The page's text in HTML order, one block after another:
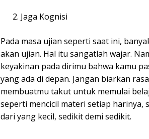
Jaga Kognisi
Pada masa ujian seperti saat ini,
akan ujian. Hal itu sangatlah wajar.
keyakinan pada dirimu bahwa kamu
yang ada di depan. Jangan biarkan
membuatmu takut untuk memulai
seperti mencicil materi setiap harinya,
dari yang kecil, sedikit demi sedikit.